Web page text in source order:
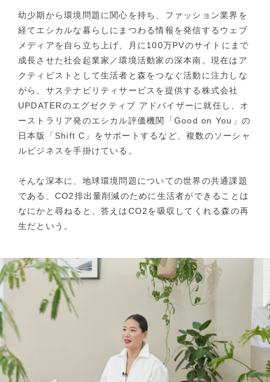
幼少期から環境問題に関心を持ち、ファッション業界を
経てエシカルな暮らしにまつわる情報を発信するウェブ
メディアを自ら立ち上げ、月に100万PVのサイトにまで
成長させた社会起業家／環境活動家の深本南。現在はア
クティビストとして生活者と森をつなぐ活動に注力しな
がら、サステナビリティサービスを提供する株式会社
UPDATERのエグゼクティブ アドバイザーに就任し、オ
ーストラリア発のエシカル評価機関「Good on You」の
日本版「Shift C」をサポートするなど、複数のソーシャ
ルビジネスを手掛けている。
そんな深本に、地球環境問題についての世界の共通課題
である、CO2排出量削減のために生活者ができることは
なにかと尋ねると、答えはCO2を吸収してくれる森の再
生だという。